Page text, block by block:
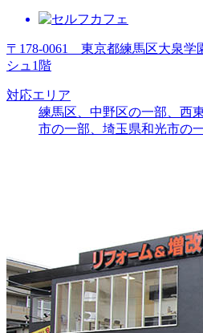
〒178-0061 東京都練馬区大泉
シュ1階
対応エリア
練馬区、中野区の一部、西
市の一部、埼玉県和光市の